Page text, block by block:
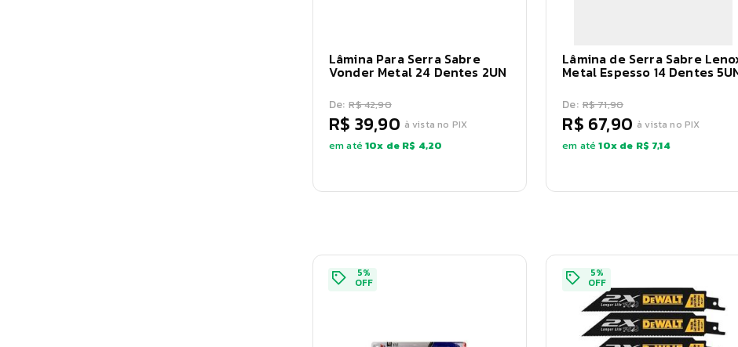
Lâmina Para Serra Sabre
Vonder Metal 24 Dentes 2UN
De: R$ 42,90
R$ 39,90 à vista no PIX
em até10x de R$ 4,20
Lâmina de Serra Sabre
Metal Espesso 14 Dentes
De: R$ 71,90
R$ 67,90 à vista no PIX
em até10x de R$ 7,14
5%
OFF
5%
OFF